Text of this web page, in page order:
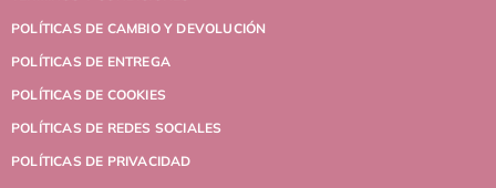
POLÍTICAS DE CAMBIO Y DEVOLUCIÓN
POLÍTICAS DE ENTREGA
POLÍTICAS DE COOKIES
POLÍTICAS DE REDES SOCIALES
POLÍTICAS DE PRIVACIDAD